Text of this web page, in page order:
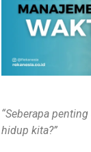
“Seberapa
hidup kita?”